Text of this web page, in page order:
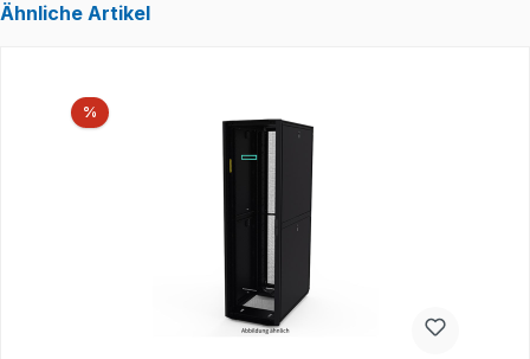
Ähnliche Artikel
%Rabatt